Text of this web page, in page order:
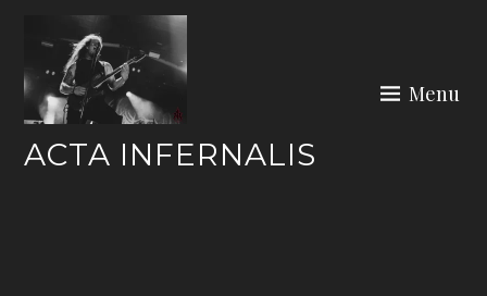
content
ACTA INFERNALIS
Menu